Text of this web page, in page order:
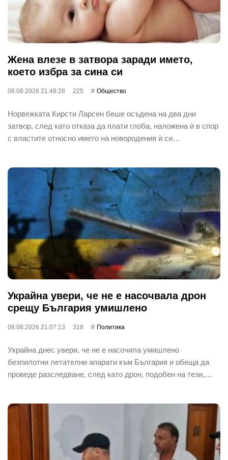
Жена влезе в затвора заради името,
което избра за сина си
08.08.2026 21:48:28 225 Общество
Норвежката Кирсти Ларсен беше осъдена на два дни
затвор, след като отказа да плати глоба, наложена ѝ в спор
с властите относно името на новородения ѝ си…
Украйна увери, че не е насочвала дрон
срещу България умишлено
08.08.2026 21:07:13 318 Политика
Украйна днес увери, че не е насочила умишлено
безпилотни летателни апарати към България и обеща да
проведе разследване, след като дрон, подобен на тези,…